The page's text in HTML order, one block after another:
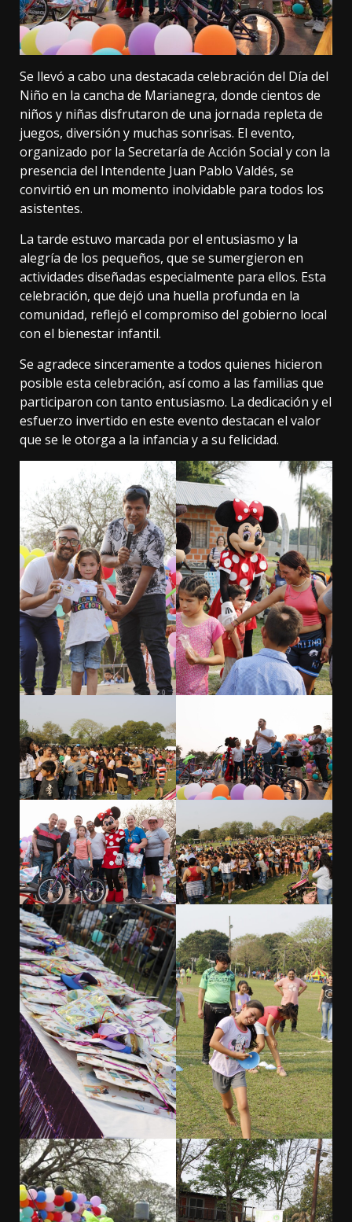
Se llevó a cabo una destacada celebración del Día del
Niño en la cancha de Marianegra, donde cientos de
niños y niñas disfrutaron de una jornada repleta de
juegos, diversión y muchas sonrisas. El evento,
organizado por la Secretaría de Acción Social y con la
presencia del Intendente Juan Pablo Valdés, se
convirtió en un momento inolvidable para todos los
asistentes.
La tarde estuvo marcada por el entusiasmo y la
alegría de los pequeños, que se sumergieron en
actividades diseñadas especialmente para ellos. Esta
celebración, que dejó una huella profunda en la
comunidad, reflejó el compromiso del gobierno local
con el bienestar infantil.
Se agradece sinceramente a todos quienes hicieron
posible esta celebración, así como a las familias que
participaron con tanto entusiasmo. La dedicación y el
esfuerzo invertido en este evento destacan el valor
que se le otorga a la infancia y a su felicidad.